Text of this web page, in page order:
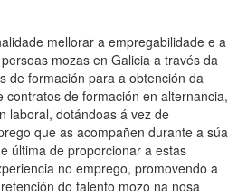
mellorar a empregabilidade e a
mozas en Galicia a través da
de formación para a obtención da
contratos de formación en alternancia,
laboral, dotándoas á vez de
que as acompañen durante a súa
última de proporcionar a estas
no emprego, promovendo a
do talento mozo na nosa